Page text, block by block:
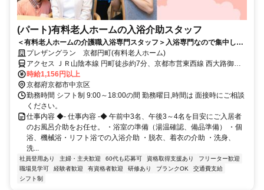
(パート)有料老人ホームの入浴介助スタッフ
＜有料老人ホームの介護職入浴専門スタッフ＞入浴専門なので集中して
業務ができる。初任者研修以上～応募可能です！
プレザングラン 京都円町(有料老人ホーム)
アクセス ＪＲ山陰本線 円町徒歩約7分、京都市営東西線 西大路御池4
番口(北)徒歩約9分、嵐電嵐山本線 西大路三条徒歩約14分 JR山陰本線
「円町」駅から徒歩約7分
時給1,156円以上
京都府京都市中京区
勤務時間 シフト制 9:00～18:00の間 勤務曜日,時間は 面接時にご相談
ください。
仕事内容 ◆- 仕事内容 -◆ 午前中3名、午後3～4名を目安にご入居者
のお風呂介助をお任せ。 ・浴室の準備（湯温確認、備品準備） ・個
浴、機械浴・リフト浴での入浴介助 ・脱衣、着衣の介助 ・洗身、
洗...
社員登用あり 主婦・主夫歓迎 60代も応募可 資格取得支援あり
フリーター歓迎
職場見学可
経験者歓迎 有資格者歓迎 研修あり ブランクOK
交通費支給
シフト制